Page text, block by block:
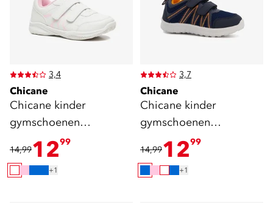
3,4
Chicane
Chicane kinder
gymschoenen
klittenband wit roze
14,991299
+1
3,7
Chicane
Chicane kinder
gymschoenen
klittenband blauw
oranje
14,991299
+1